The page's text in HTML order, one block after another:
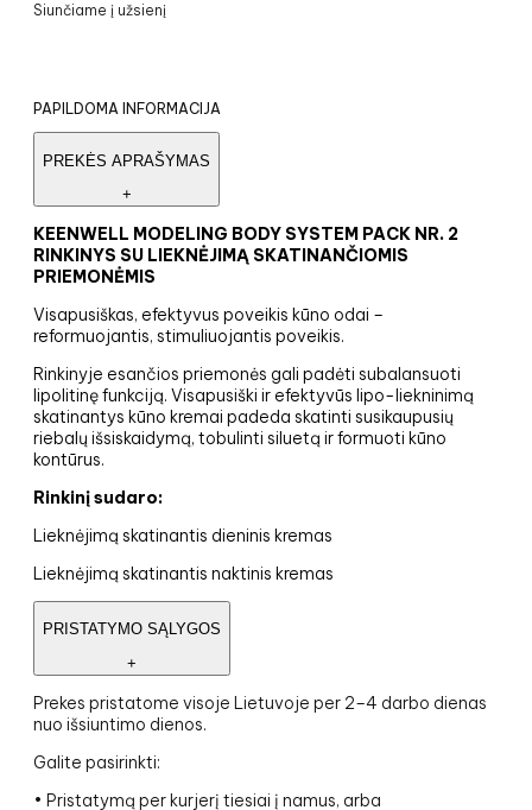
Siunčiame į užsienį
PAPILDOMA INFORMACIJA
PREKĖS APRAŠYMAS
+
KEENWELL MODELING BODY SYSTEM PACK NR. 2
RINKINYS SU LIEKNĖJIMĄ SKATINANČIOMIS
PRIEMONĖMIS
Visapusiškas, efektyvus poveikis kūno odai –
reformuojantis, stimuliuojantis poveikis.
Rinkinyje esančios priemonės gali padėti subalansuoti
lipolitinę funkciją. Visapusiški ir efektyvūs lipo-liekninimą
skatinantys kūno kremai padeda skatinti susikaupusių
riebalų išsiskaidymą, tobulinti siluetą ir formuoti kūno
kontūrus.
Rinkinį sudaro:
Lieknėjimą skatinantis dieninis kremas
Lieknėjimą skatinantis naktinis kremas
PRISTATYMO SĄLYGOS
+
Prekes pristatome visoje Lietuvoje per 2–4 darbo dienas
nuo išsiuntimo dienos.
Galite pasirinkti:
• Pristatymą per kurjerį tiesiai į namus, arba